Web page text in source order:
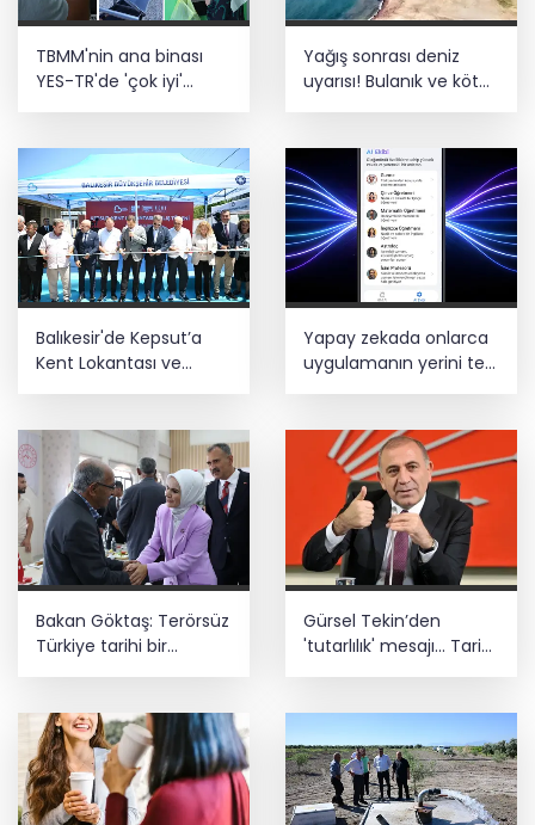
Türk F-16'ları NATO görevi için
Estonya'da... MSB yerli savunma
sistemleriyle güçleniyor
ediyor... Hudutlarda 490 kişi yakalandı
TBMM'nin ana binası
YES-TR'de 'çok iyi'
Yağış sonrası deniz
uyarısı! Bulanık ve kötü
Balıkesir'de Kepsut’a
Kent Lokantası ve
altyapı desteği
Yapay zekada onlarca
uygulamanın yerini tek
asistan alabilir
Bakan Göktaş: Terörsüz
Türkiye tarihi bir
Gürsel Tekin’den
'tutarlılık' mesajı... Tarihi